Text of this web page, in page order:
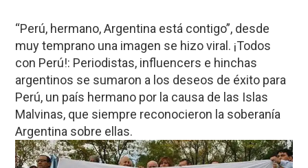
“Perú, hermano, Argentina está contigo”, desde
muy temprano una imagen se hizo viral. ¡Todos
con Perú!: Periodistas, influencers e hinchas
argentinos se sumaron a los deseos de éxito para
Perú, un país hermano por la causa de las Islas
Malvinas, que siempre reconocieron la soberanía
Argentina sobre ellas.